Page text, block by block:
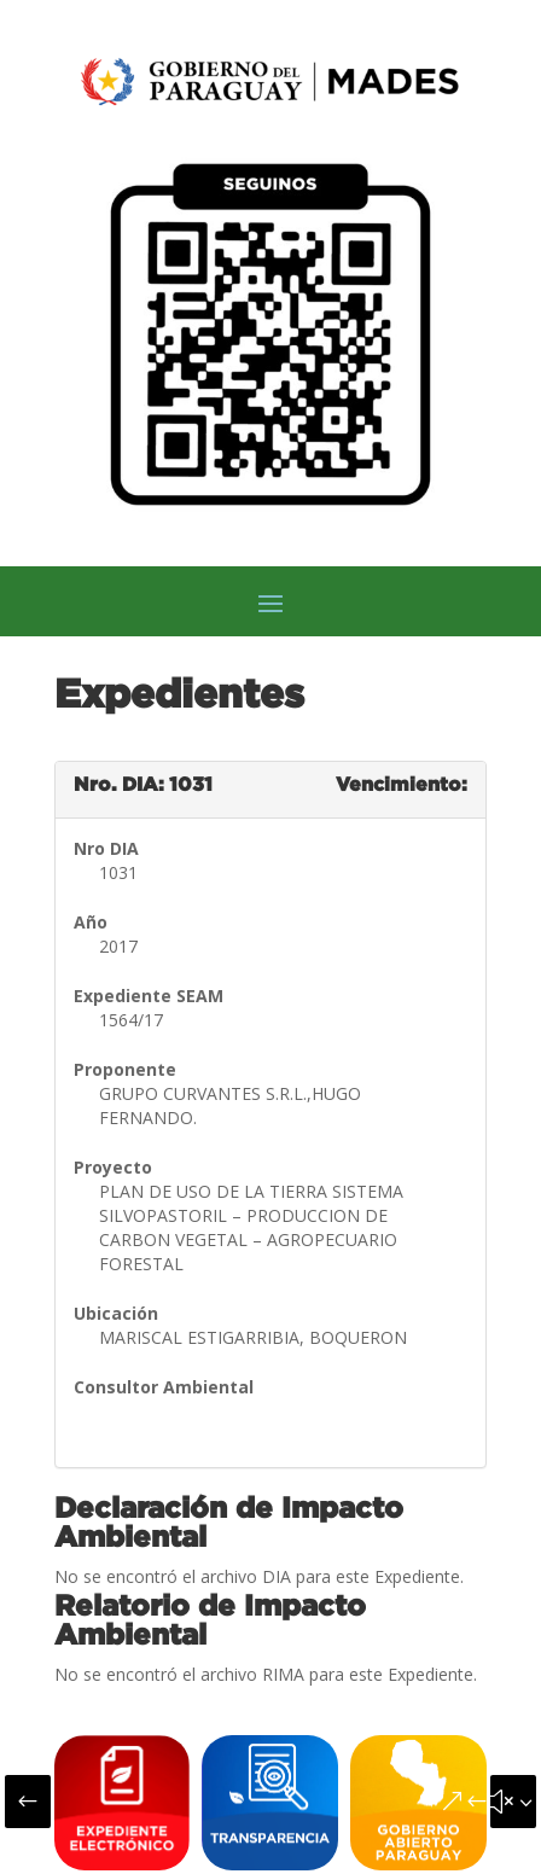
Expedientes
Nro. DIA: 1031 Vencimiento:
Nro DIA
1031
Año
2017
Expediente SEAM
1564/17
Proponente
GRUPO CURVANTES S.R.L.,HUGO
FERNANDO.
Proyecto
PLAN DE USO DE LA TIERRA SISTEMA
SILVOPASTORIL – PRODUCCION DE
CARBON VEGETAL – AGROPECUARIO
FORESTAL
Ubicación
MARISCAL ESTIGARRIBIA, BOQUERON
Consultor Ambiental
Declaración de Impacto
Ambiental
No se encontró el archivo DIA para este Expediente.
Relatorio de Impacto
Ambiental
No se encontró el archivo RIMA para este Expediente.
#